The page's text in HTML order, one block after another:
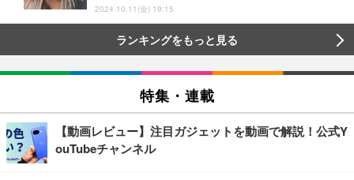
2024.10.11(金) 19:15
ランキングをもっと見る
特集・連載
【動画レビュー】注目ガジェットを動画で解説！公式Y
ouTubeチャンネル